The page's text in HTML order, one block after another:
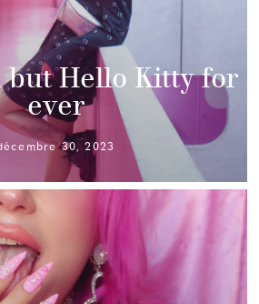
but Hello Kitty for
ever
30, 2023